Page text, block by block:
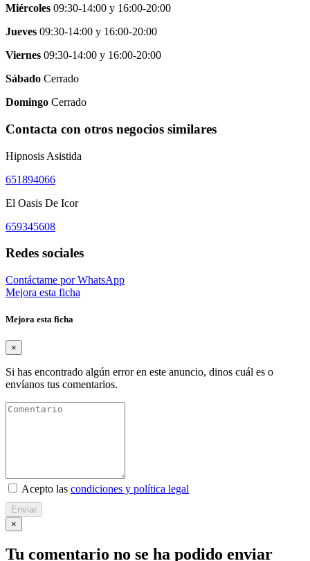
Miércoles 09:30-14:00 y 16:00-20:00
Jueves 09:30-14:00 y 16:00-20:00
Viernes 09:30-14:00 y 16:00-20:00
Sábado Cerrado
Domingo Cerrado
Contacta con otros negocios similares
Hipnosis Asistida
651894066
El Oasis De Icor
659345608
Redes sociales
Contáctame por WhatsApp
Mejora esta ficha
Mejora esta ficha
×
Si has encontrado algún error en este anuncio, dinos cuál es o
envíanos tus comentarios.
Acepto las condiciones y política legal
Enviar
×
Tu comentario no se ha podido enviar